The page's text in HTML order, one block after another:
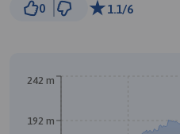
0 1.1/6
192 m
242 m